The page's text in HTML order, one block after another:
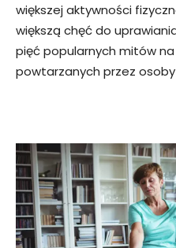
większej aktywności
większą chęć do
pięć popularnych mitów
powtarzanych przez